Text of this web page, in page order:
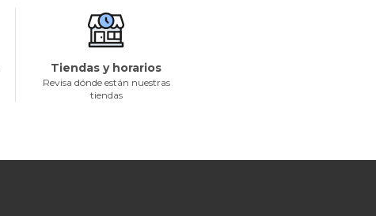
Tiendas y horarios
Revisa dónde están nuestras
tiendas